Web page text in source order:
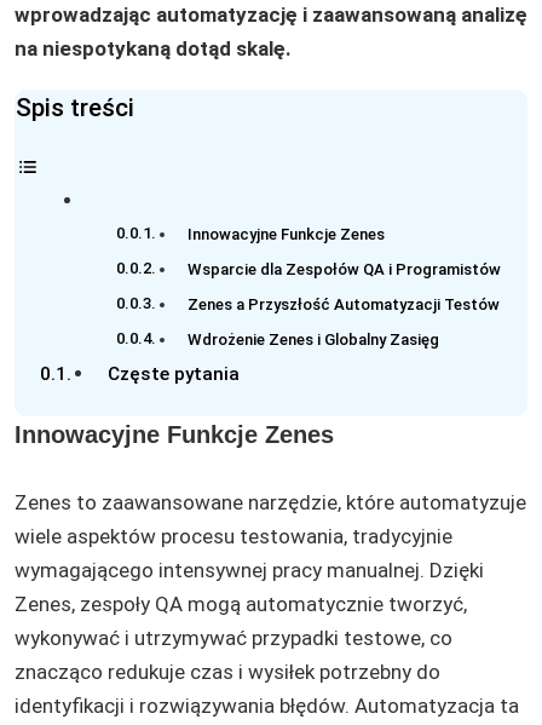
wprowadzając automatyzację i zaawansowaną analizę
na niespotykaną dotąd skalę.
Spis treści
Innowacyjne Funkcje Zenes
Wsparcie dla Zespołów QA i Programistów
Zenes a Przyszłość Automatyzacji Testów
Wdrożenie Zenes i Globalny Zasięg
Częste pytania
Innowacyjne Funkcje Zenes
Zenes to zaawansowane narzędzie, które automatyzuje
wiele aspektów procesu testowania, tradycyjnie
wymagającego intensywnej pracy manualnej. Dzięki
Zenes, zespoły QA mogą automatycznie tworzyć,
wykonywać i utrzymywać przypadki testowe, co
znacząco redukuje czas i wysiłek potrzebny do
identyfikacji i rozwiązywania błędów. Automatyzacja ta